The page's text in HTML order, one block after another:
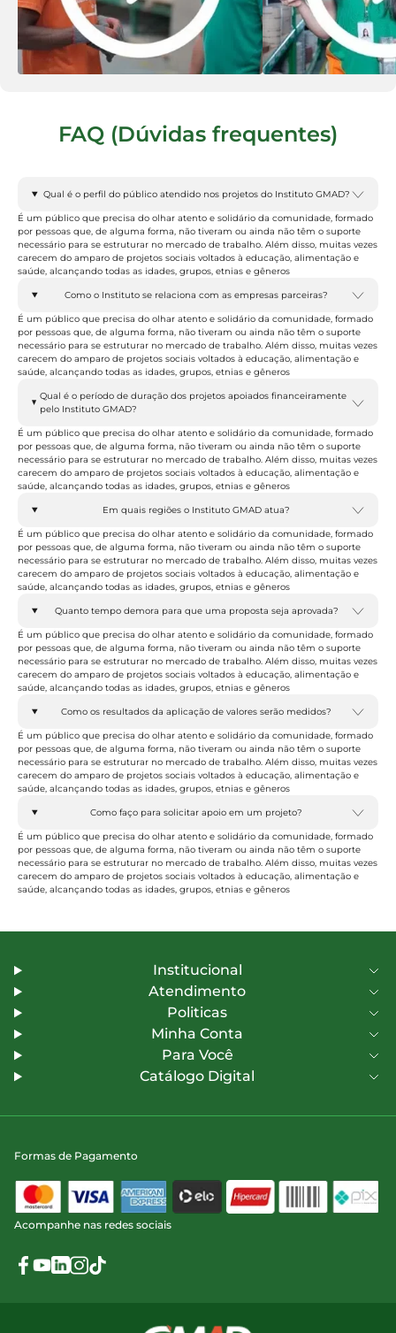
FAQ (Dúvidas frequentes)
Qual é o perfil do público atendido nos projetos do Instituto GMAD?
É um público que precisa do olhar atento e solidário da comunidade, formado
por pessoas que, de alguma forma, não tiveram ou ainda não têm o suporte
necessário para se estruturar no mercado de trabalho. Além disso, muitas vezes
carecem do amparo de projetos sociais voltados à educação, alimentação e
saúde, alcançando todas as idades, grupos, etnias e gêneros
Como o Instituto se relaciona com as empresas parceiras?
É um público que precisa do olhar atento e solidário da comunidade, formado
por pessoas que, de alguma forma, não tiveram ou ainda não têm o suporte
necessário para se estruturar no mercado de trabalho. Além disso, muitas vezes
carecem do amparo de projetos sociais voltados à educação, alimentação e
saúde, alcançando todas as idades, grupos, etnias e gêneros
Qual é o período de duração dos projetos apoiados financeiramente
pelo Instituto GMAD?
É um público que precisa do olhar atento e solidário da comunidade, formado
por pessoas que, de alguma forma, não tiveram ou ainda não têm o suporte
necessário para se estruturar no mercado de trabalho. Além disso, muitas vezes
carecem do amparo de projetos sociais voltados à educação, alimentação e
saúde, alcançando todas as idades, grupos, etnias e gêneros
Em quais regiões o Instituto GMAD atua?
É um público que precisa do olhar atento e solidário da comunidade, formado
por pessoas que, de alguma forma, não tiveram ou ainda não têm o suporte
necessário para se estruturar no mercado de trabalho. Além disso, muitas vezes
carecem do amparo de projetos sociais voltados à educação, alimentação e
saúde, alcançando todas as idades, grupos, etnias e gêneros
Quanto tempo demora para que uma proposta seja aprovada?
É um público que precisa do olhar atento e solidário da comunidade, formado
por pessoas que, de alguma forma, não tiveram ou ainda não têm o suporte
necessário para se estruturar no mercado de trabalho. Além disso, muitas vezes
carecem do amparo de projetos sociais voltados à educação, alimentação e
saúde, alcançando todas as idades, grupos, etnias e gêneros
Como os resultados da aplicação de valores serão medidos?
É um público que precisa do olhar atento e solidário da comunidade, formado
por pessoas que, de alguma forma, não tiveram ou ainda não têm o suporte
necessário para se estruturar no mercado de trabalho. Além disso, muitas vezes
carecem do amparo de projetos sociais voltados à educação, alimentação e
saúde, alcançando todas as idades, grupos, etnias e gêneros
Como faço para solicitar apoio em um projeto?
É um público que precisa do olhar atento e solidário da comunidade, formado
por pessoas que, de alguma forma, não tiveram ou ainda não têm o suporte
necessário para se estruturar no mercado de trabalho. Além disso, muitas vezes
carecem do amparo de projetos sociais voltados à educação, alimentação e
saúde, alcançando todas as idades, grupos, etnias e gêneros
Institucional
Atendimento
Politicas
Minha Conta
Para Você
Catálogo Digital
Formas de Pagamento
Acompanhe nas redes sociais